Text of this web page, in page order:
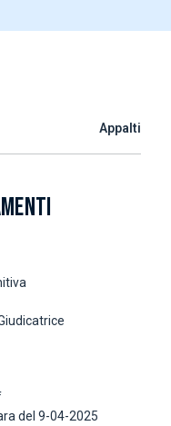
Appalti
del 9-04-2025